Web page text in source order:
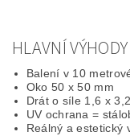
HLAVNÍ VÝHODY
Balení v 10
Oko 50 x 50 mm
Drát o síle 1,6 x
UV ochrana =
Reálný a estetický